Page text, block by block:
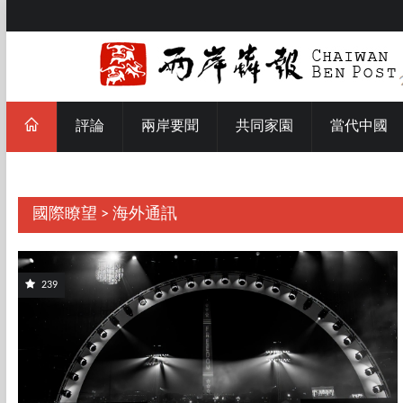
評論 兩岸要聞 共同家園 當代中國
國際瞭望 > 海外通訊
239